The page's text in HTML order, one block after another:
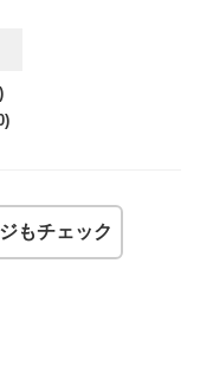
もチェック